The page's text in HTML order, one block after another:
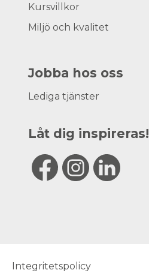
Kursvillkor
Miljö och kvalitet
Jobba hos oss
Lediga tjänster
Låt dig inspireras!
Integritetspolicy